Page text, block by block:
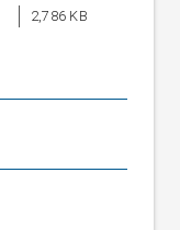
2,786 KB